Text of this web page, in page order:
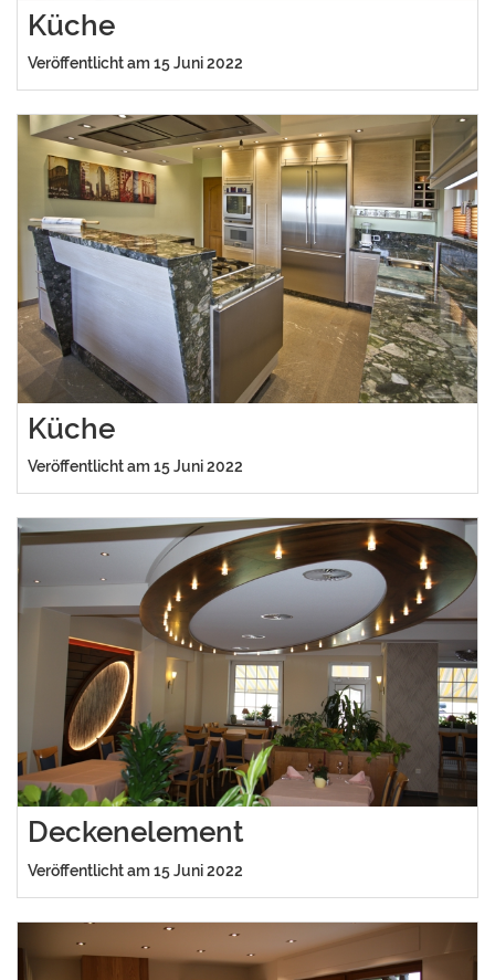
Küche
Veröffentlicht am 15 Juni 2022
Küche
Veröffentlicht am 15 Juni 2022
Deckenelement
Veröffentlicht am 15 Juni 2022